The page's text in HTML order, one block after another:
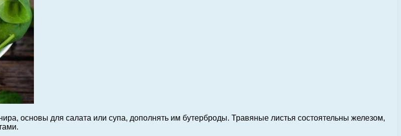
основы для салата или супа, дополнять им бутерброды. Травяные листья состоятельны железом,